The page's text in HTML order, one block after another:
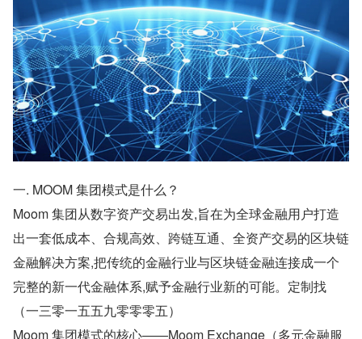
一. MOOM 集团模式是什么？
Moom 集团从数字资产交易出发,旨在为全球金融用户打造
出一套低成本、合规高效、跨链互通、全资产交易的区块链
金融解决方案,把传统的金融行业与区块链金融连接成一个
完整的新一代金融体系,赋予金融行业新的可能。定制找
（一三零一五五九零零零五）
Moom 集团模式的核心——Moom Exchange（多元金融服